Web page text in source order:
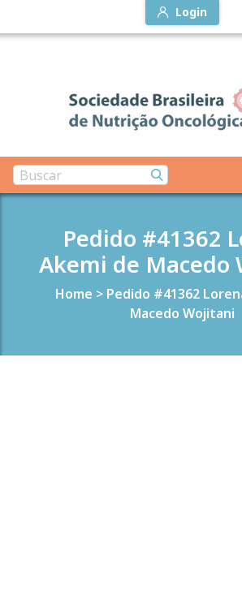
Login
Pedido #41362
Akemi de Macedo
Home > Pedido #41362
Macedo Wojitani